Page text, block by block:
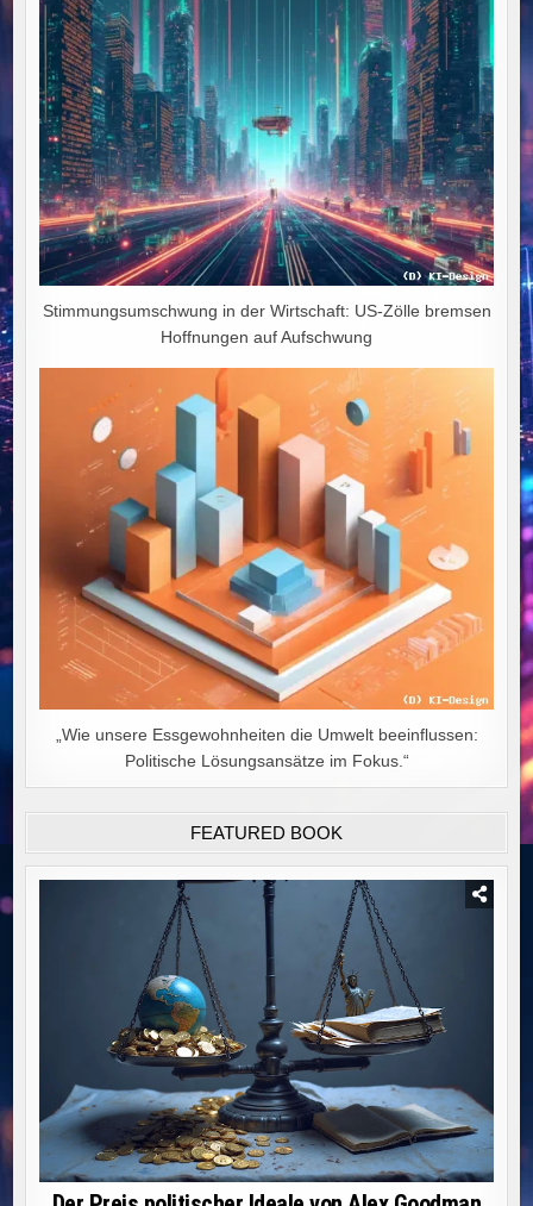
Stimmungsumschwung in der Wirtschaft: US-Zölle bremsen
Hoffnungen auf Aufschwung
„Wie unsere Essgewohnheiten die Umwelt beeinflussen:
Politische Lösungsansätze im Fokus.“
FEATURED BOOK